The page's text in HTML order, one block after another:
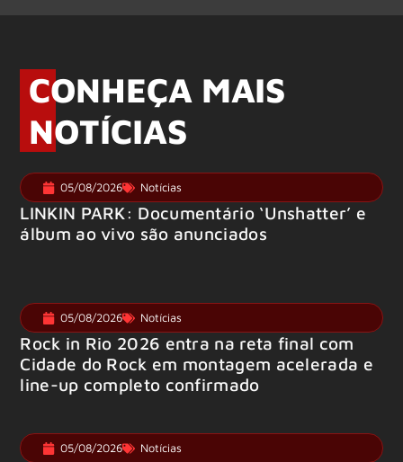
CONHEÇA MAIS
NOTÍCIAS
05/08/2026 Notícias
LINKIN PARK: Documentário ‘Unshatter’ e
álbum ao vivo são anunciados
05/08/2026 Notícias
Rock in Rio 2026 entra na reta final com
Cidade do Rock em montagem acelerada e
line-up completo confirmado
05/08/2026 Notícias